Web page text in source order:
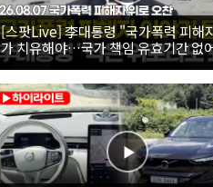
[스팟Live] 李대통령 "국가폭력 피해
가 치유해야…국가 책임 유효기간 없
26.08.07 국가폭력 피해자 위로 오찬